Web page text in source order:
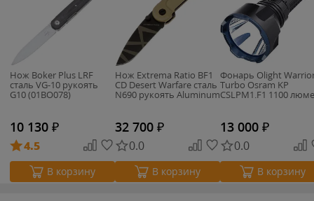
Нож Boker Plus LRF
сталь VG-10 рукоять
G10 (01BO078)
10 130 ₽
4.5
В корзину
Нож Extrema Ratio BF1
CD Desert Warfare сталь
N690 рукоять Aluminum
32 700 ₽
0.0
В корзину
Фонарь Olight
Turbo Osram KP
CSLPM1.F1 1100
13 000 ₽
0.0
В корзину